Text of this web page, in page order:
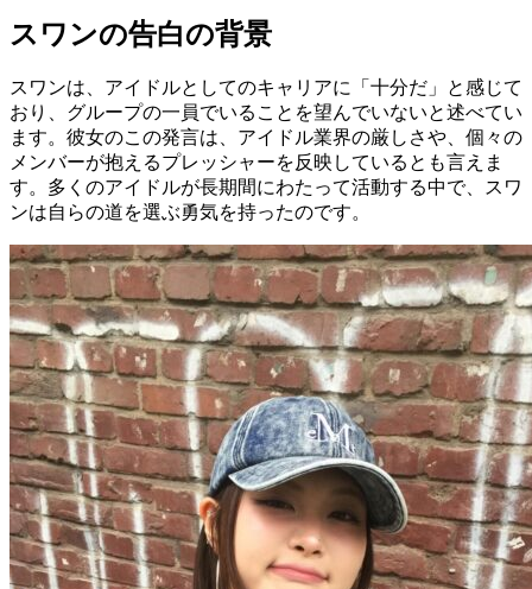
スワンの告白の背景
スワンは、アイドルとしてのキャリアに「十分だ」と感じて
おり、グループの一員でいることを望んでいないと述べてい
ます。彼女のこの発言は、アイドル業界の厳しさや、個々の
メンバーが抱えるプレッシャーを反映しているとも言えま
す。多くのアイドルが長期間にわたって活動する中で、スワ
ンは自らの道を選ぶ勇気を持ったのです。